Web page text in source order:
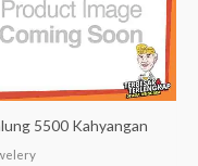
5500 Kahyangan